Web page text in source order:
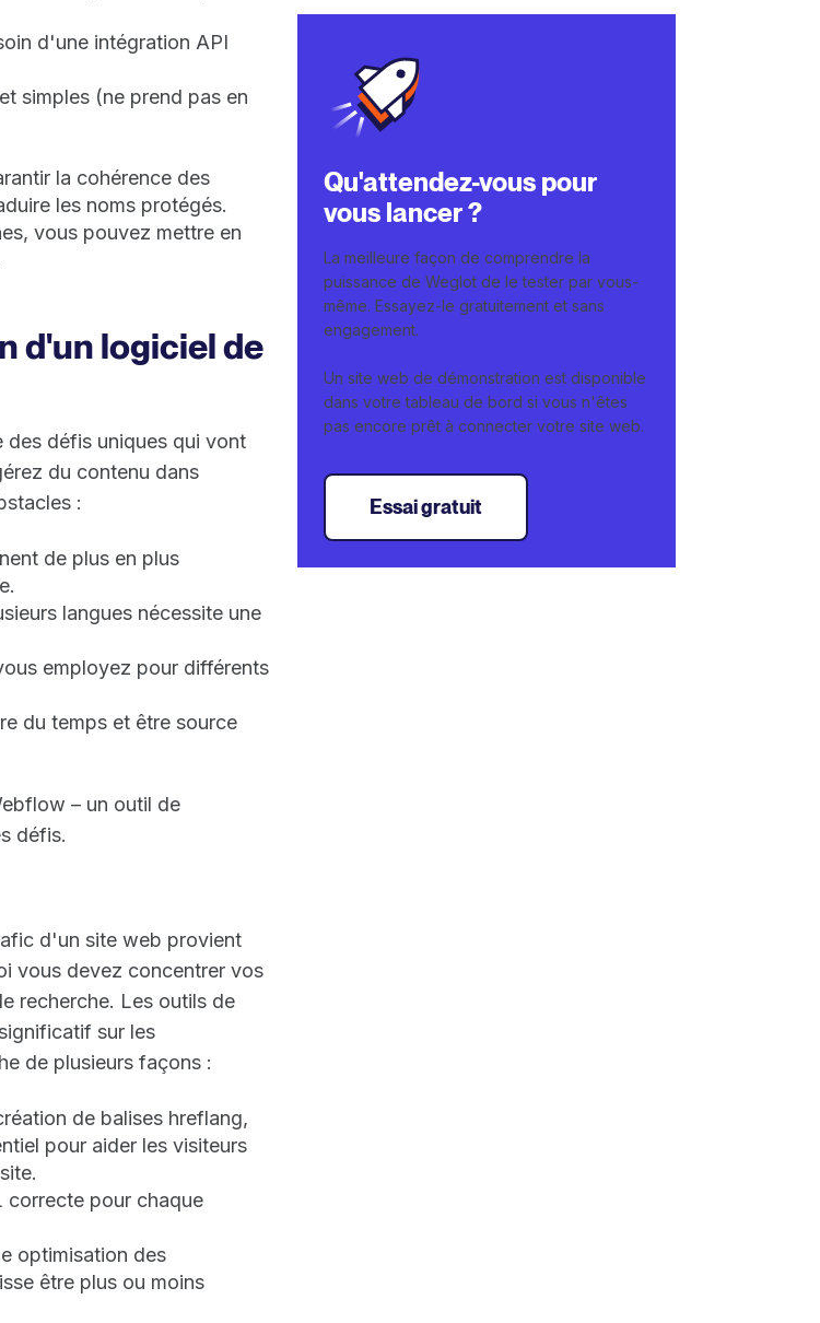
d'une intégration API
simples (ne prend pas en
la cohérence des
les noms protégés.
vous pouvez mettre en
d'un logiciel de
défis uniques qui vont
du contenu dans
:
de plus en plus
langues nécessite une
employez pour différents
du temps et être source
– un outil de
défis.
d'un site web provient
vous devez concentrer vos
recherche. Les outils de
sur les
de plusieurs façons :
de balises hreflang,
pour aider les visiteurs
correcte pour chaque
optimisation des
être plus ou moins
Qu'attendez-vous pour
vous lancer ?
La meilleure façon de comprendre la
puissance de Weglot de le tester par vous-
même. Essayez-le gratuitement et sans
engagement.
Un site web de démonstration est disponible
dans votre tableau de bord si vous n'êtes
pas encore prêt à connecter votre site web.
Essai gratuit